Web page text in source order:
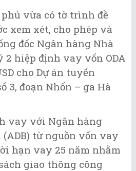
vừa có tờ trình đề
xem xét, cho phép và
đốc Ngân hàng Nhà
2 hiệp định vay vốn ODA
cho Dự án tuyến
3, đoạn Nhổn – ga Hà
vay với Ngân hàng
từ nguồn vốn vay
hạn vay 25 năm nhằm
giao thông công